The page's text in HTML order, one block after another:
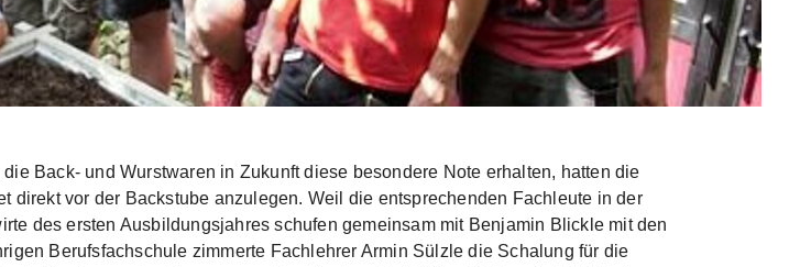
Back- und Wurstwaren in Zukunft diese besondere Note erhalten, hatten die
direkt vor der Backstube anzulegen. Weil die entsprechenden Fachleute in der
des ersten Ausbildungsjahres schufen gemeinsam mit Benjamin Blickle mit den
Berufsfachschule zimmerte Fachlehrer Armin Sülzle die Schalung für die